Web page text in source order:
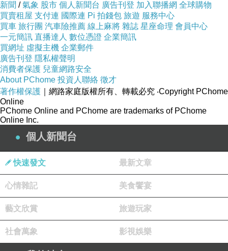
【鴻海 InFocus】M320 5.5吋八核心智慧型手機(贈側翻皮套
+保貼+8GB記憶卡)
商品網址
http://www.momoshop.com.tw/goods/GoodsDetail.jsp?
i_code=2650077&memid=6000003945&cid=apuad&oid=1&os
m=league
新聞 /氣象 股市 個人新聞台 廣告刊登 加入聯播網 全球購物
買賣租屋 支付連 國際連 Pi 拍錢包 旅遊 服務中心
買車 旅行團 汽車險推薦 線上麻將 雜誌 星座命理 會員中心
一元簡訊 直播達人 數位憑證 企業簡訊
買網址 虛擬主機 企業郵件
廣告刊登 隱私權聲明
消費者保護 兒童網路安全
About PChome 投資人聯絡 徵才
著作權保護 ｜網路家庭版權所有、轉載必究 ‧Copyright PChome
Online
PChome Online and PChome are trademarks of PChome
Online Inc.
個人新聞台
快速發文 最新文章
心情雜記 美食饗宴
藝文欣賞 旅遊玩家
社會萬象 影視娛樂